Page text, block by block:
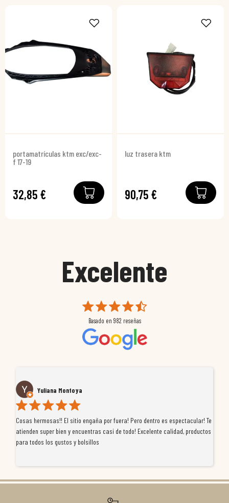
portamatrículas ktm exc/exc-
f 17-19
32,85 €
luz trasera ktm
90,75 €
Excelente
Basado en 982 reseñas
Yuliana Montoya
Cosas hermosas!! El sitio engaña por fuera! Pero dentro es espectacular! Te
atienden super bien y encuentras casi de todo! Excelente calidad, productos
para todos los gustos y bolsillos